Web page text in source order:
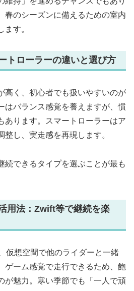
春のシーズンに備えるための室内
ます。
トローラーの違いと選び方
高く、初心者でも扱いやすいのが
はバランス感覚を養えますが、慣
あります。スマートローラーはア
し、実走感を再現します。
続できるタイプを選ぶことが最も
用法：Zwift等で継続を楽
仮想空間で他のライダーと一緒
ゲーム感覚で走行できるため、飽
が魅力。寒い季節でも「一人で頑